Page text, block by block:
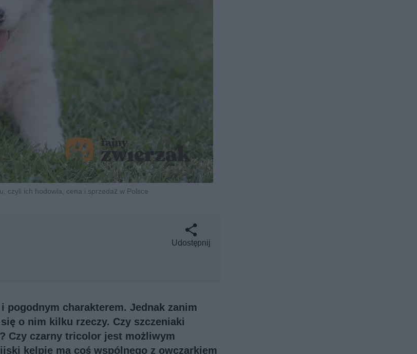
czyli ich hodowla, cena i sprzedaż w Polsce
Udostępnij
pogodnym charakterem. Jednak zanim
o nim kilku rzeczy. Czy szczeniaki
Czy czarny tricolor jest możliwym
kelpie ma coś wspólnego z owczarkiem